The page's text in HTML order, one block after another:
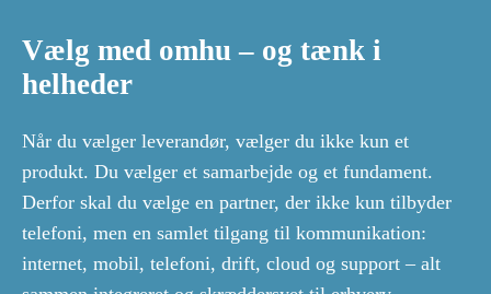
Vælg med omhu – og tænk i
helheder
Når du vælger leverandør, vælger du ikke kun et
produkt. Du vælger et samarbejde og et fundament.
Derfor skal du vælge en partner, der ikke kun tilbyder
telefoni, men en samlet tilgang til kommunikation:
internet, mobil, telefoni, drift, cloud og support – alt